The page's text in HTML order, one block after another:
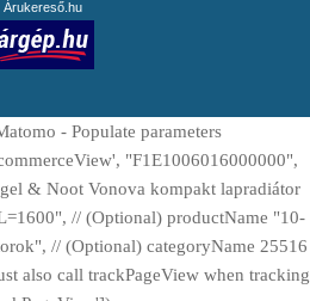
Árukereső.hu
- Populate parameters
"F1E1006016000000",
& Noot Vonova kompakt lapradiátor
// (Optional) productName "10-
// (Optional) categoryName 25516
also call trackPageView when tracking